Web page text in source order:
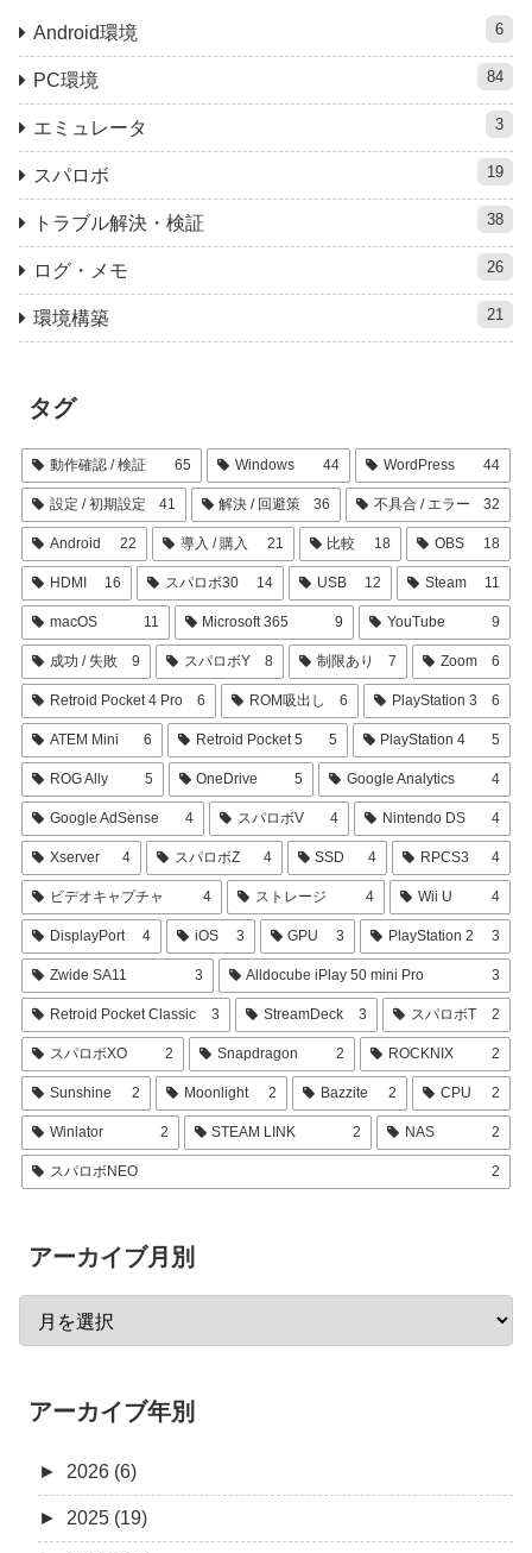
Android環境 6
PC環境 84
エミュレータ 3
スパロボ 19
トラブル解決・検証 38
ログ・メモ 26
環境構築 21
タグ
動作確認 / 検証 65 Windows 44 WordPress 44
設定 / 初期設定 41 解決 / 回避策 36 不具合 / エラー 32
Android 22 導入 / 購入 21 比較 18 OBS 18
HDMI 16 スパロボ30 14 USB 12 Steam 11
macOS 11 Microsoft 365 9 YouTube 9
成功 / 失敗 9 スパロボY 8 制限あり 7 Zoom 6
Retroid Pocket 4 Pro 6 ROM吸出し 6 PlayStation 3 6
ATEM Mini 6 Retroid Pocket 5 5 PlayStation 4 5
ROG Ally 5 OneDrive 5 Google Analytics 4
Google AdSense 4 スパロボV 4 Nintendo DS 4
Xserver 4 スパロボZ 4 SSD 4 RPCS3 4
ビデオキャプチャ 4 ストレージ 4 Wii U 4
DisplayPort 4 iOS 3 GPU 3 PlayStation 2 3
Zwide SA11 3 Alldocube iPlay 50 mini Pro 3
Retroid Pocket Classic 3 StreamDeck 3 スパロボT 2
スパロボXO 2 Snapdragon 2 ROCKNIX 2
Sunshine 2 Moonlight 2 Bazzite 2 CPU 2
Winlator 2 STEAM LINK 2 NAS 2
スパロボNEO 2
アーカイブ月別
アーカイブ年別
► 2026 (6)
► 2025 (19)